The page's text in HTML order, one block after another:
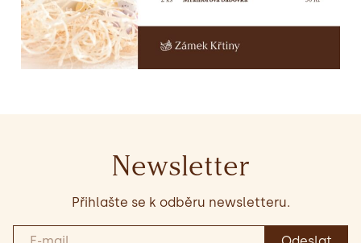
Newsletter
Přihlašte se k odběru newsletteru.